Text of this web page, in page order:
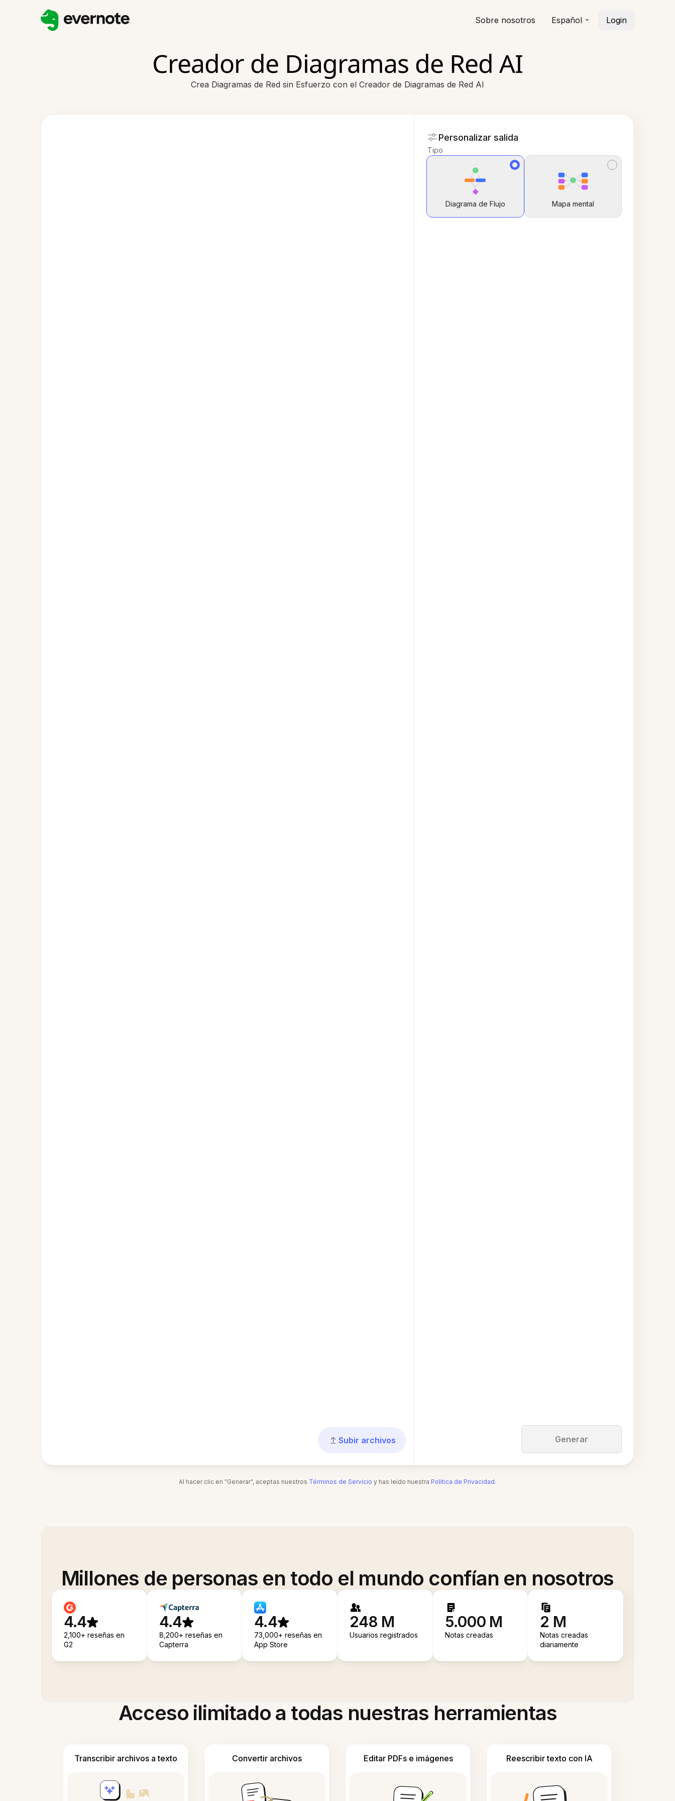
Sobre nosotros Español Login
Creador de Diagramas de Red AI
Crea Diagramas de Red sin Esfuerzo con el Creador de Diagramas de Red AI
Subir archivos
Personalizar salida
Tipo
Diagrama de Flujo Mapa mental
Generar
Al hacer clic en "Generar", aceptas nuestros Términos de Servicio y has leído nuestra Política de Privacidad.
Millones de personas en todo el mundo confían en nosotros
4.4
2,100+ reseñas en
G2
4.4
8,200+ reseñas en
Capterra
4.4
73,000+ reseñas en
App Store
248 M
Usuarios registrados
5.000 M
Notas creadas
2 M
Notas creadas
diariamente
Acceso ilimitado a todas nuestras herramientas
Transcribir archivos a texto Convertir archivos Editar PDFs e imágenes Reescribir texto con IA